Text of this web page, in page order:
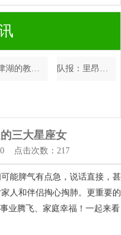
长津湖的教训：宋时轮悲痛欲绝，张仁初做检查，吴大林差点被枪毙 队报：里昂欧冠资格岌岌可危，内部管理混乱+财政已接近崩盘
三大星座女
点击次数：217
能脾气有点急，说话直接，甚
人和伴侣掏心掏肺。更重要的
业腾飞、家庭幸福！一起来看